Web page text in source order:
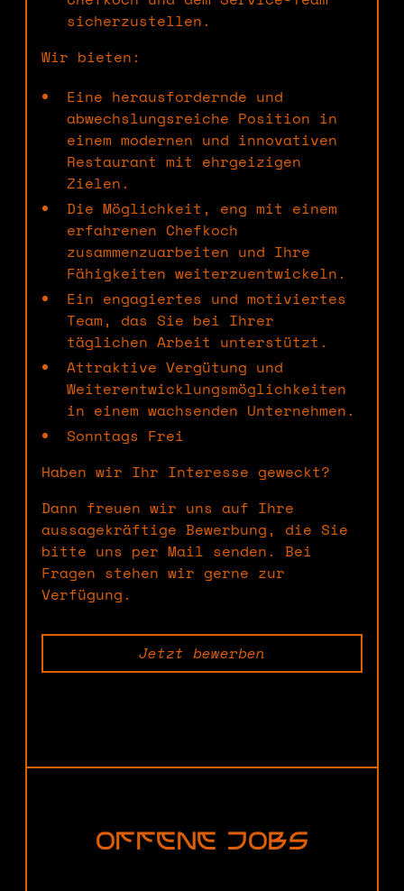
sicherzustellen.
Wir bieten:
Eine herausfordernde und
abwechslungsreiche Position in
einem modernen und innovativen
Restaurant mit ehrgeizigen
Zielen.
Die Möglichkeit, eng mit einem
erfahrenen Chefkoch
zusammenzuarbeiten und Ihre
Fähigkeiten weiterzuentwickeln.
Ein engagiertes und motiviertes
Team, das Sie bei Ihrer
täglichen Arbeit unterstützt.
Attraktive Vergütung und
Weiterentwicklungsmöglichkeiten
in einem wachsenden Unternehmen.
Sonntags Frei
Haben wir Ihr Interesse geweckt?
Dann freuen wir uns auf Ihre
aussagekräftige Bewerbung, die Sie
bitte uns per Mail senden. Bei
Fragen stehen wir gerne zur
Verfügung.
Jetzt bewerben
Offene Jobs